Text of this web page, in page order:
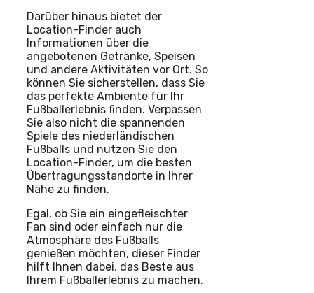
Darüber hinaus bietet der
Location-Finder auch
Informationen über die
angebotenen Getränke, Speisen
und andere Aktivitäten vor Ort. So
können Sie sicherstellen, dass Sie
das perfekte Ambiente für Ihr
Fußballerlebnis finden. Verpassen
Sie also nicht die spannenden
Spiele des niederländischen
Fußballs und nutzen Sie den
Location-Finder, um die besten
Übertragungsstandorte in Ihrer
Nähe zu finden.
Egal, ob Sie ein eingefleischter
Fan sind oder einfach nur die
Atmosphäre des Fußballs
genießen möchten, dieser Finder
hilft Ihnen dabei, das Beste aus
Ihrem Fußballerlebnis zu machen.